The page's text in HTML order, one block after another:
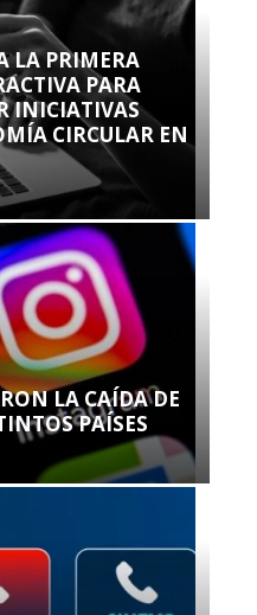
LA PRIMERA
PARA
INICIATIVAS
CIRCULAR EN
LA CAÍDA DE
PAÍSES